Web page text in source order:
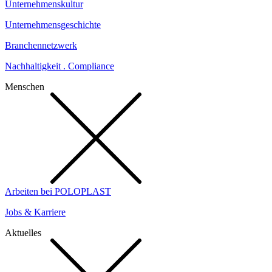
Unternehmenskultur
Unternehmensgeschichte
Branchennetzwerk
Nachhaltigkeit . Compliance
Menschen
Arbeiten bei POLOPLAST
Jobs & Karriere
Aktuelles